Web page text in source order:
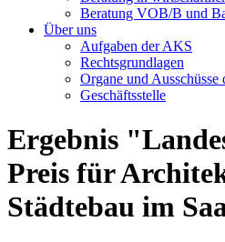
Beratung VOB/B und
Über uns
Aufgaben der AKS
Rechtsgrundlagen
Organe und Ausschüsse
Geschäftsstelle
Ergebnis
Preis für
Städtebau im